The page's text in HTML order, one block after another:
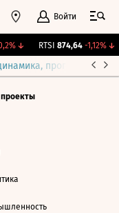
Войти
↓ RTSI 874,64 -1,12%↓
прогнозы